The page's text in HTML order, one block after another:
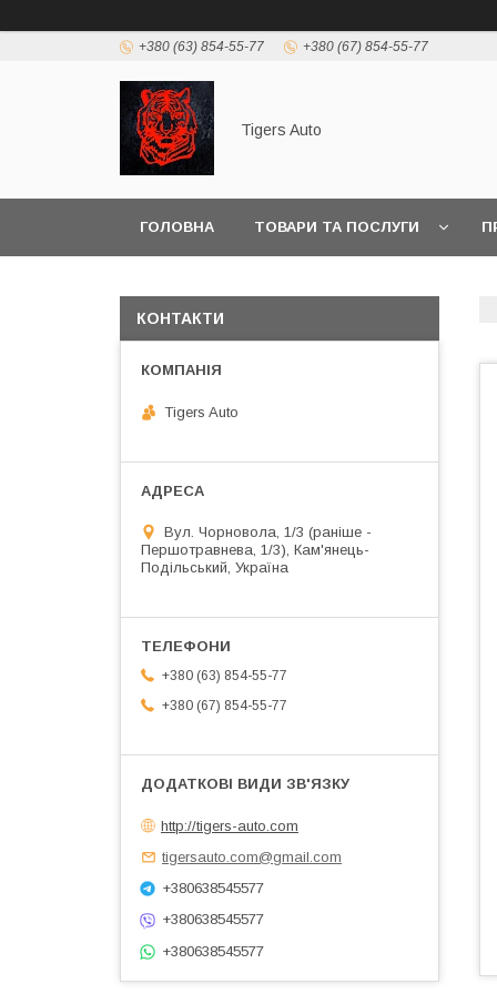
+380 (63) 854-55-77 +380 (67) 854-55-77
Tigers Auto
ГОЛОВНА ТОВАРИ ТА ПОСЛУГИ
КОНТАКТИ
Tigers Auto
Вул. Чорновола, 1/3 (раніше -
Першотравнева, 1/3), Кам'янець-
Подільський, Україна
+380 (63) 854-55-77
+380 (67) 854-55-77
http://tigers-auto.com
tigersauto.com@gmail.com
+380638545577
+380638545577
+380638545577